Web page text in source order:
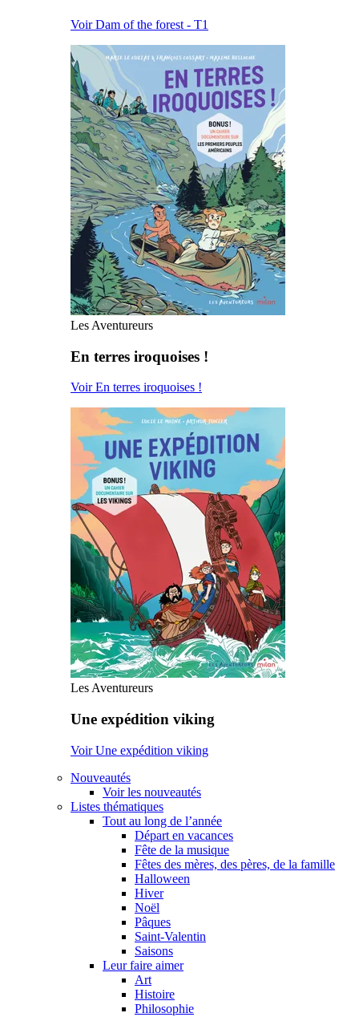
Voir Dam of the forest - T1
Les Aventureurs
En terres iroquoises !
Voir En terres iroquoises !
Les Aventureurs
Une expédition viking
Voir Une expédition viking
Nouveautés
Voir les nouveautés
Listes thématiques
Tout au long de l’année
Départ en vacances
Fête de la musique
Fêtes des mères, des pères, de la famille
Halloween
Hiver
Noël
Pâques
Saint-Valentin
Saisons
Leur faire aimer
Art
Histoire
Philosophie